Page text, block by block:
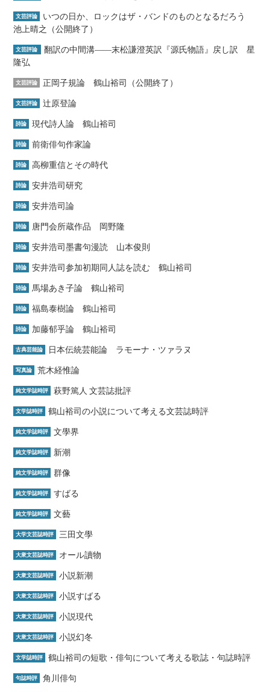
文芸評論
いつの日か、ロックはザ・バンドのものとなるだろう
池上晴之（公開終了）
文芸評論
翻訳の中間溝――末松謙澄英訳『源氏物語』戻し訳 星
隆弘
文芸評論 正岡子規論 鶴山裕司（公開終了）
文芸評論 辻原登論
詩論 現代詩人論 鶴山裕司
詩論 前衛俳句作家論
詩論 高柳重信とその時代
詩論 安井浩司研究
詩論 安井浩司論
詩論 唐門会所蔵作品 岡野隆
詩論 安井浩司墨書句漫読 山本俊則
詩論 安井浩司参加初期同人誌を読む 鶴山裕司
詩論 馬場あき子論 鶴山裕司
詩論 福島泰樹論 鶴山裕司
詩論 加藤郁乎論 鶴山裕司
古典芸能論 日本伝統芸能論 ラモーナ・ツァラヌ
写真論 荒木経惟論
純文学誌時評 萩野篤人 文芸誌批評
文学誌時評 鶴山裕司の小説について考える文芸誌時評
純文学誌時評 文學界
純文学誌時評 新潮
純文学誌時評 群像
純文学誌時評 すばる
純文学誌時評 文藝
大学文芸誌時評 三田文學
大衆文芸誌時評 オール讀物
大衆文芸誌時評 小説新潮
大衆文芸誌時評 小説すばる
大衆文芸誌時評 小説現代
大衆文芸誌時評 小説幻冬
文学誌時評 鶴山裕司の短歌・俳句について考える歌誌・句誌時評
句誌時評 角川俳句